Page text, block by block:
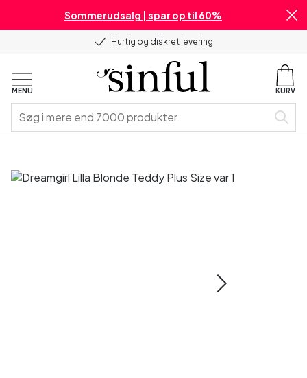
Sommerudsalg | spar op til 60%
Hurtig og diskret levering
MENU KURV